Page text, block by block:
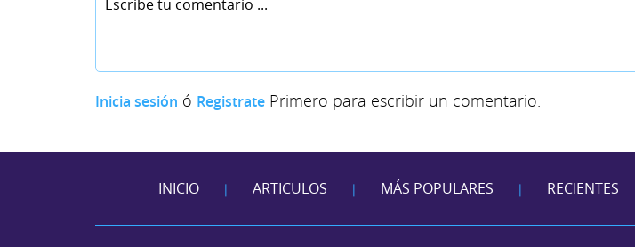
Inicia sesión ó Registrate Primero para escribir un comentario.
INICIO | ARTICULOS | MÁS POPULARES | RECIENTES